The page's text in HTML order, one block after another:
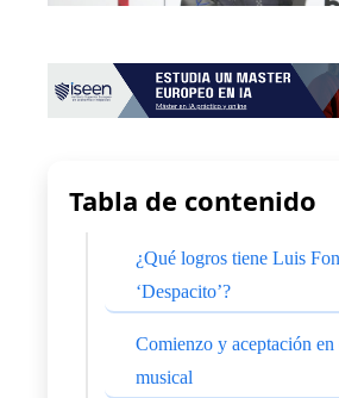
Tabla de contenido
¿Qué logros tiene Luis
‘Despacito’?
Comienzo y aceptación
musical